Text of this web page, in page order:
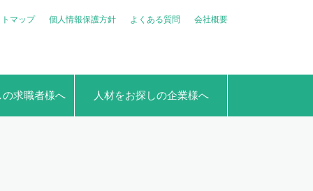
マップ 個人情報保護方針 よくある質問 会社概要
求職者様へ 人材をお探しの企業様へ